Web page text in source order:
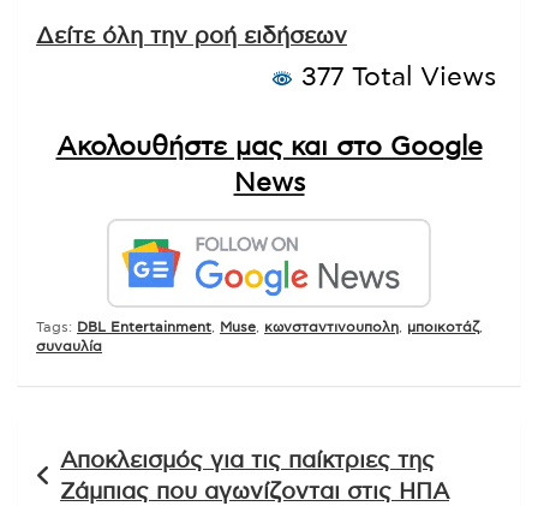
Δείτε όλη την ροή ειδήσεων
377 Total Views
Ακολουθήστε μας και στο Google
News
Tags: DBL Entertainment Muse κωνσταντινουπολη μποικοτάζ,
συναυλία
άρθρων
Αποκλεισμός για τις παίκτριες της
Ζάμπιας που αγωνίζονται στις ΗΠΑ